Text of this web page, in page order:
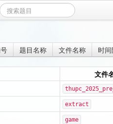
题目名称 文件名称 时
文件
extract
game